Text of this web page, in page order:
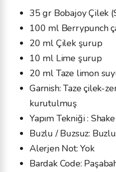
35 gr Bobajoy Çilek
100 ml Berrypunch
20 ml Çilek şurup
10 ml Lime şurup
20 ml Taze limon
Garnish: Taze çilek-
kurutulmuş
Yapım Tekniği : Shake
Buzlu / Buzsuz: Buzlu
Alerjen Not: Yok
Bardak Code: